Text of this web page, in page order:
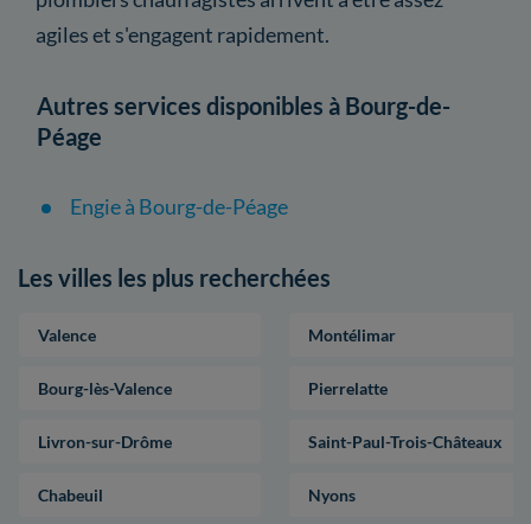
agiles et s'engagent rapidement.
Autres services disponibles à Bourg-de-
Péage
Engie à Bourg-de-Péage
Les villes les plus recherchées
Valence Montélimar
Bourg-lès-Valence Pierrelatte
Livron-sur-Drôme Saint-Paul-Trois-Châteaux
Chabeuil Nyons